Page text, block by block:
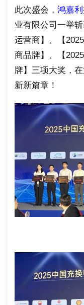
此次盛会， 鸿嘉利
业有限公司一举
运营商】、【
商品牌】、【
牌】三项大奖，
新新篇章！